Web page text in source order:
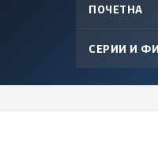
ПОЧЕТНА
СЕРИИ И